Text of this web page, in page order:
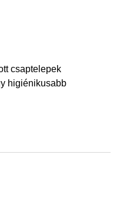
csaptelepek
higiénikusabb